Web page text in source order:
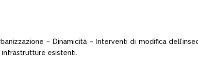
– Dinamicità – Interventi di modifica
esistenti.